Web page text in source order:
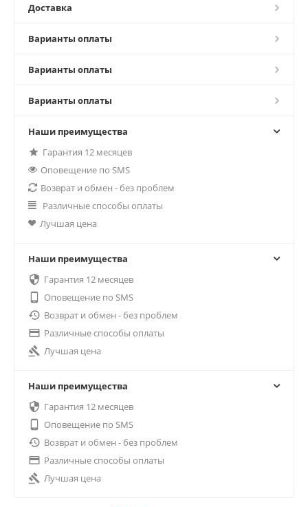
Доставка
Варианты оплаты
Варианты оплаты
Варианты оплаты
Наши преимущества
Гарантия 12 месяцев
Оповещение по SMS
Возврат и обмен - без проблем
Различные способы оплаты
Лучшая цена
Наши преимущества
 Гарантия 12 месяцев

Оповещение по SMS
 Возврат и обмен - без проблем
 Различные способы оплаты
 Лучшая цена
Наши преимущества
 Гарантия 12 месяцев

Оповещение по SMS
 Возврат и обмен - без проблем
 Различные способы оплаты
 Лучшая цена